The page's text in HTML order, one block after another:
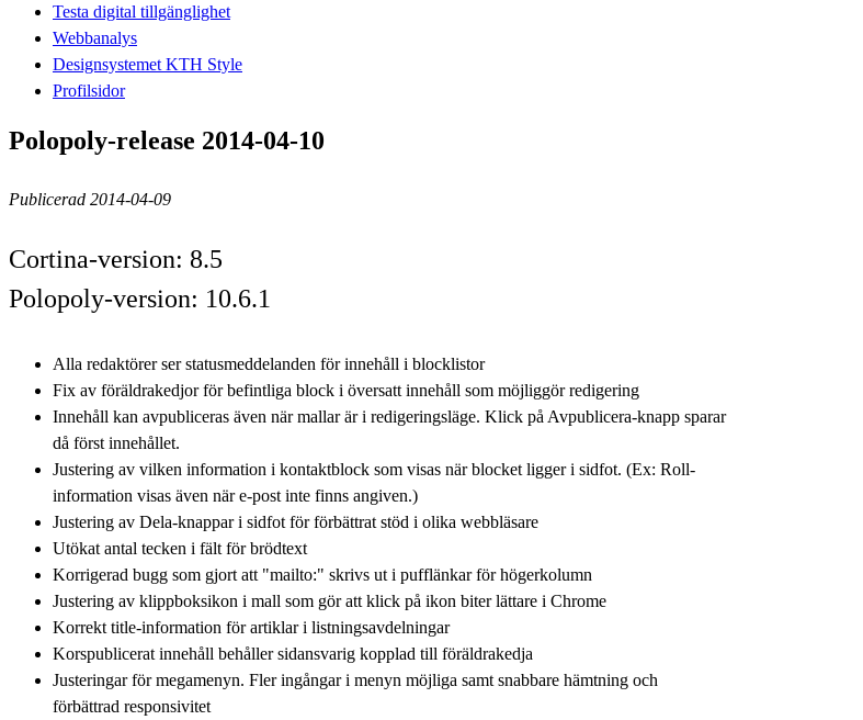
Testa digital tillgänglighet
Webbanalys
Designsystemet KTH Style
Profilsidor
Polopoly-release 2014-04-10
Publicerad 2014-04-09
Cortina-version: 8.5
Polopoly-version: 10.6.1
Alla redaktörer ser statusmeddelanden för innehåll i blocklistor
Fix av föräldrakedjor för befintliga block i översatt innehåll som möjliggör redigering
Innehåll kan avpubliceras även när mallar är i redigeringsläge. Klick på Avpublicera-knapp sparar
då först innehållet.
Justering av vilken information i kontaktblock som visas när blocket ligger i sidfot. (Ex: Roll-
information visas även när e-post inte finns angiven.)
Justering av Dela-knappar i sidfot för förbättrat stöd i olika webbläsare
Utökat antal tecken i fält för brödtext
Korrigerad bugg som gjort att "mailto:" skrivs ut i pufflänkar för högerkolumn
Justering av klippboksikon i mall som gör att klick på ikon biter lättare i Chrome
Korrekt title-information för artiklar i listningsavdelningar
Korspublicerat innehåll behåller sidansvarig kopplad till föräldrakedja
Justeringar för megamenyn. Fler ingångar i menyn möjliga samt snabbare hämtning och
förbättrad responsivitet